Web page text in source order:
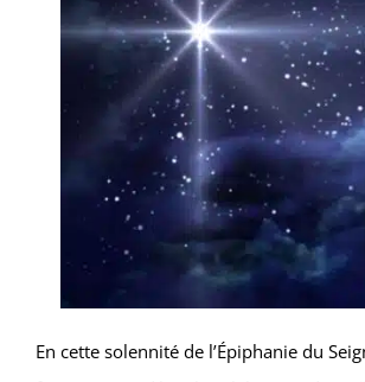
En cette solennité de l’Épiphanie du